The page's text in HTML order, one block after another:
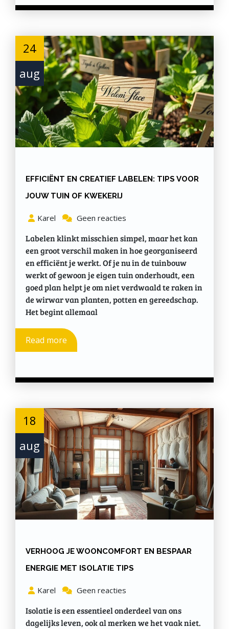
24
aug
EFFICIËNT EN CREATIEF LABELEN: TIPS VOOR
JOUW TUIN OF KWEKERIJ
Karel Geen reacties
Labelen klinkt misschien simpel, maar het kan
een groot verschil maken in hoe georganiseerd
en efficiënt je werkt. Of je nu in de tuinbouw
werkt of gewoon je eigen tuin onderhoudt, een
goed plan helpt je om niet verdwaald te raken in
de wirwar van planten, potten en gereedschap.
Het begint allemaal
Read more
18
aug
VERHOOG JE WOONCOMFORT EN BESPAAR
ENERGIE MET ISOLATIE TIPS
Karel Geen reacties
Isolatie is een essentieel onderdeel van ons
dagelijks leven, ook al merken we het vaak niet.